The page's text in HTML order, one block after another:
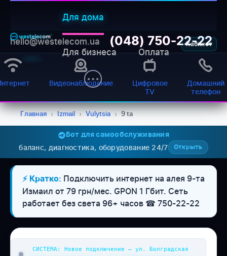
Для дома
Для бизнеса Оплата
Кабинет
hello@westelecom.ua (048) 750-22-22
Видеонаблюдение
Цифровое
TV
Домашний
телефон
Главная › Izmail › Vulytsia › 9 ta
Бот для самообслуживания
баланс, диагностика, оборудование 24/7 Открыть
⚡ Кратко: Подключить интернет на алея 9-та
Измаил от 79 грн/мес. GPON 1 Гбит. Сеть
работает без света 96+ часов ☎ 750-22-22
СИСТЕМА: Новое подключение — ул. Болградская
WESTELECOM
Онлайн-підтримка